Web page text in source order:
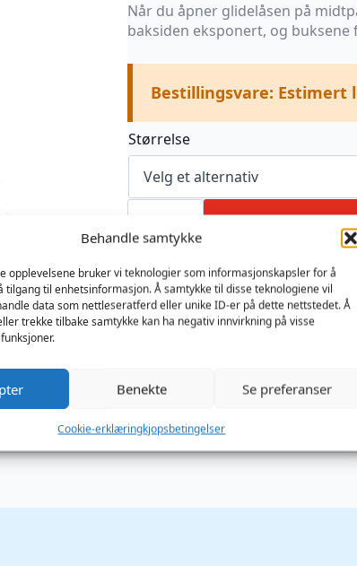
Behandle samtykke
opplevelsene bruker vi teknologier som informasjonskapsler for å
tilgang til enhetsinformasjon. Å samtykke til disse teknologiene vil
data som nettleseratferd eller unike ID-er på dette nettstedet. Å
trekke tilbake samtykke kan ha negativ innvirkning på visse
Benekte Se preferanser
Cookie-erklæringkjopsbetingelser
Når du åpner glidelåsen på
baksiden eksponert, og buksene
Bestillingsvare: Estimert
Størrelse
Mister
B
Leather
Convertible
Jeans
antall
Legg I Handlekurv
Produktnummer:
MB10052
Kategorier: Bukser,
Lær Bestillingsvare